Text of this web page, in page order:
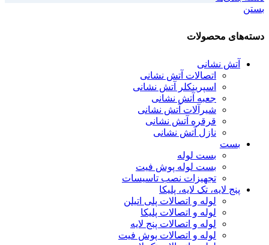
بستن
دسته‌های محصولات
آتش نشانی
اتصالات آتش نشانی
اسپرینکلر آتش نشانی
جعبه آتش نشانی
شیرآلات آتش نشانی
قرقره آتش نشانی
نازل آتش نشانی
بست
بست لوله
بست لوله پوش فیت
تجهیزات نصب تاسیسات
پنج لایه، تک لایه، پلیکا
لوله و اتصالات پلی اتیلن
لوله و اتصالات پلیکا
لوله و اتصالات پنج لایه
لوله و اتصالات پوش فیت